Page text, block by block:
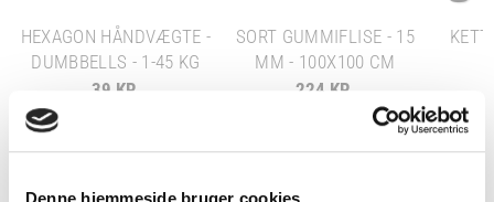
HEXAGON HÅNDVÆGTE -
DUMBBELLS - 1-45 KG
39 KR.
SORT GUMMIFLISE - 15
MM - 100X100 CM
224 KR.